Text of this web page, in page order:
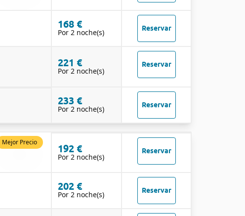
168 €
Por 2 noche(s) Reservar
221 €
Por 2 noche(s)
Reservar
233 €
Por 2 noche(s) Reservar
Mejor Precio
192 €
Por 2 noche(s)
Reservar
202 €
Por 2 noche(s) Reservar